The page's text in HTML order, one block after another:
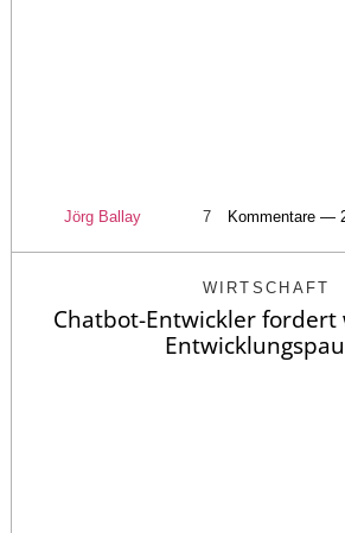
Jörg Ballay 7 Kommentare —
WIRTSCHAFT
Chatbot-Entwickler fordert